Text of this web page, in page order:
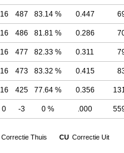
16 487 83.14 % 0.447
16 486 81.81 % 0.286
16 477 82.33 % 0.311
16 473 83.32 % 0.415
16 425 77.64 % 0.356
0 -3 0 % .000
Correctie Thuis CU Correctie Uit